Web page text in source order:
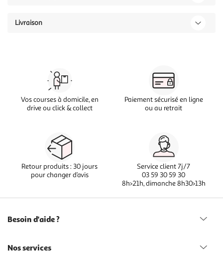
Livraison
Vos courses à domicile, en
drive ou click & collect
Paiement sécurisé en ligne
ou au retrait
Retour produits : 30 jours
pour changer d’avis
Service client 7j/7
03 59 30 59 30
8h>21h, dimanche 8h30>13h
Besoin d'aide ?
Nos services